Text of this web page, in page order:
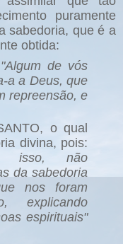
puramente
sabedoria, que é a
obtida:
"Algum de vós
a a Deus, que
repreensão, e
o qual
divina, pois:
isso, não
da sabedoria
nos foram
explicando
espirituais"